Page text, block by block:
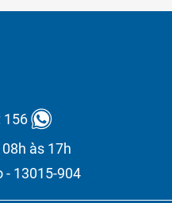
156
às 17h
- 13015-904